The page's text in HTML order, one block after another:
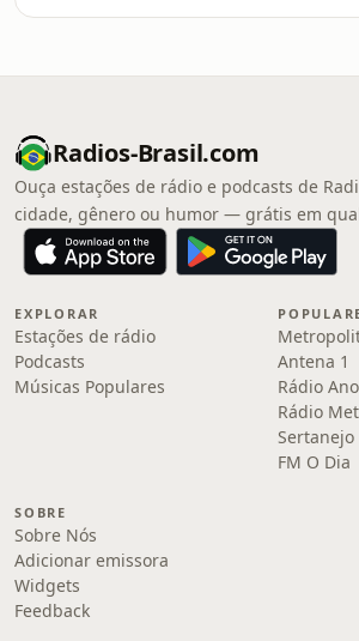
Radios-Brasil.com
Ouça estações de rádio e podcasts de
cidade, gênero ou humor — grátis em
EXPLORAR
Estações de rádio
Podcasts
Músicas Populares
Antena 1
Rádio
Rádio
Sertanejo
FM O Dia
SOBRE
Sobre Nós
Adicionar emissora
Widgets
Feedback